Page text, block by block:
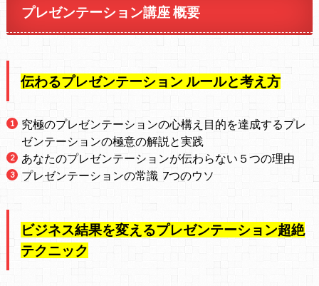
プレゼンテーション講座 概要
伝わるプレゼンテーション ルールと考え方
究極のプレゼンテーションの心構え目的を達成するプレ
ゼンテーションの極意の解説と実践
あなたのプレゼンテーションが伝わらない５つの理由
プレゼンテーションの常識 7つのウソ
ビジネス結果を変えるプレゼンテーション超絶
テクニック